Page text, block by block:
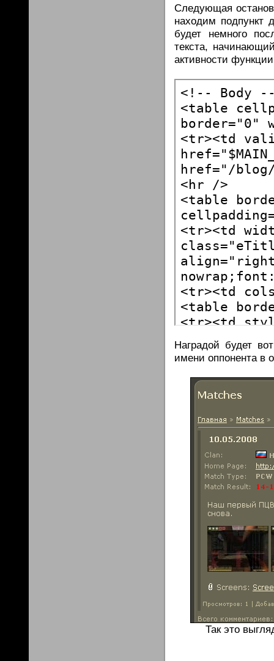
Следующая
находим подпункт
будет немного
текста,
активности
Наградой будет
имени оппонента в
Так это